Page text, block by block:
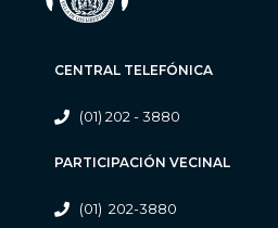
CENTRAL TELEFÓNICA
(01) 202 - 3880
PARTICIPACIÓN VECINAL
(01) 202-3880